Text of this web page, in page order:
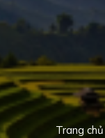
Trang chủ